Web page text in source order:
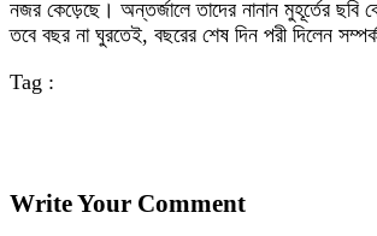
নজর কেড়েছে। অন্তর্জালে তাদের নানান মুহূর্তের ছবি
তবে বছর না ঘুরতেই, বছরের শেষ দিন পরী দিলেন
Tag :
Write Your Comment